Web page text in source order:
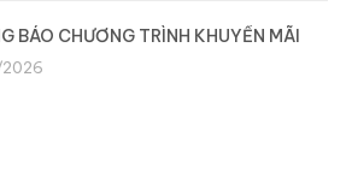
BÁO CHƯƠNG TRÌNH KHUYẾN MÃI
2026